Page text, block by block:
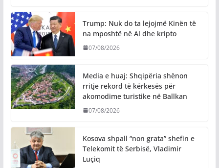
Trump: Nuk do ta lejojmë Kinën të
na mposhtë në Al dhe kripto
07/08/2026
Media e huaj: Shqipëria shënon
rritje rekord të kërkesës për
akomodime turistike në Ballkan
07/08/2026
Kosova shpall “non grata” shefin e
Telekomit të Serbisë, Vladimir
Luçiq